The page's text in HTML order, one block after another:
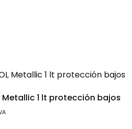
Metallic 1 lt protección bajos